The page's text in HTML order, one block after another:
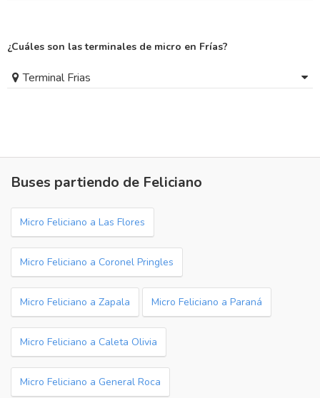
¿Cuáles son las terminales de micro en Frías?
Terminal Frias
Buses partiendo de Feliciano
Micro Feliciano a Las Flores
Micro Feliciano a Coronel Pringles
Micro Feliciano a Zapala Micro Feliciano a Paraná
Micro Feliciano a Caleta Olivia
Micro Feliciano a General Roca